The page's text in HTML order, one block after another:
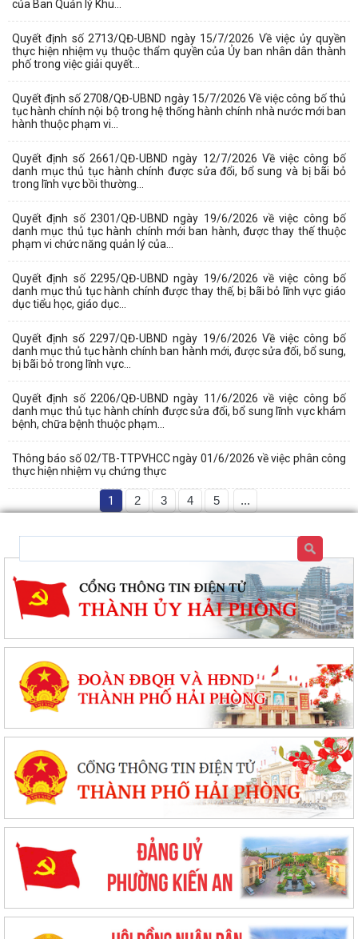
của Ban Quản lý Khu...
Quyết định số 2713/QĐ-UBND ngày 15/7/2026 Về việc ủy quyền
thực hiện nhiệm vụ thuộc thẩm quyền của Ủy ban nhân dân thành
phố trong việc giải quyết...
Quyết định số 2708/QĐ-UBND ngày 15/7/2026 Về việc công bố thủ
tục hành chính nội bộ trong hệ thống hành chính nhà nước mới ban
hành thuộc phạm vi...
Quyết định số 2661/QĐ-UBND ngày 12/7/2026 Về việc công bố
danh mục thủ tục hành chính được sửa đổi, bổ sung và bị bãi bỏ
trong lĩnh vực bồi thường...
Quyết định số 2301/QĐ-UBND ngày 19/6/2026 về việc công bố
danh mục thủ tục hành chính mới ban hành, được thay thế thuộc
phạm vi chức năng quản lý của...
Quyết định số 2295/QĐ-UBND ngày 19/6/2026 về việc công bố
danh mục thủ tục hành chính được thay thế, bị bãi bỏ lĩnh vực giáo
dục tiểu học, giáo dục...
Quyết định số 2297/QĐ-UBND ngày 19/6/2026 Về việc công bố
danh mục thủ tục hành chính ban hành mới, được sửa đổi, bổ sung,
bị bãi bỏ trong lĩnh vực...
Quyết định số 2206/QĐ-UBND ngày 11/6/2026 về việc công bố
danh mục thủ tục hành chính được sửa đổi, bổ sung lĩnh vực khám
bệnh, chữa bệnh thuộc phạm...
Thông báo số 02/TB-TTPVHCC ngày 01/6/2026 về việc phân công
thực hiện nhiệm vụ chứng thực
1 2 3 4 5 ...